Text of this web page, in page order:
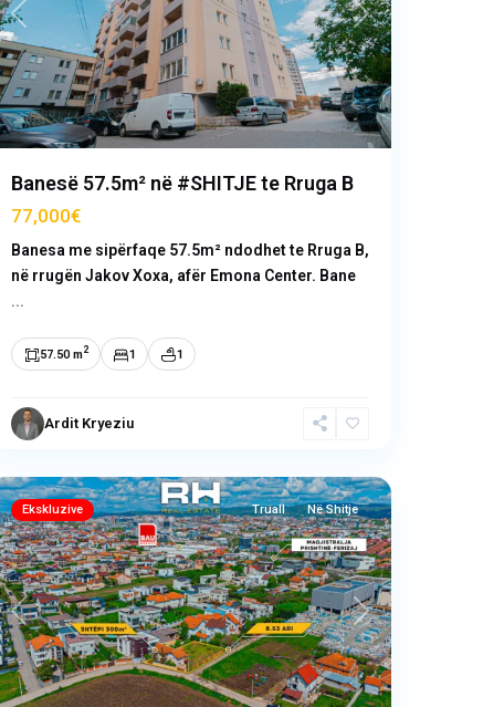
Previous Next
Banesë 57.5m² në #SHITJE te Rruga B
77,000€
Banesa me sipërfaqe 57.5m² ndodhet te Rruga B,
në rrugën Jakov Xoxa, afër Emona Center. Bane
...
57.50 m2 1 1
Ardit Kryeziu
Çagllavicë,
Previous Next
Ekskluzive Truall Në Shitje